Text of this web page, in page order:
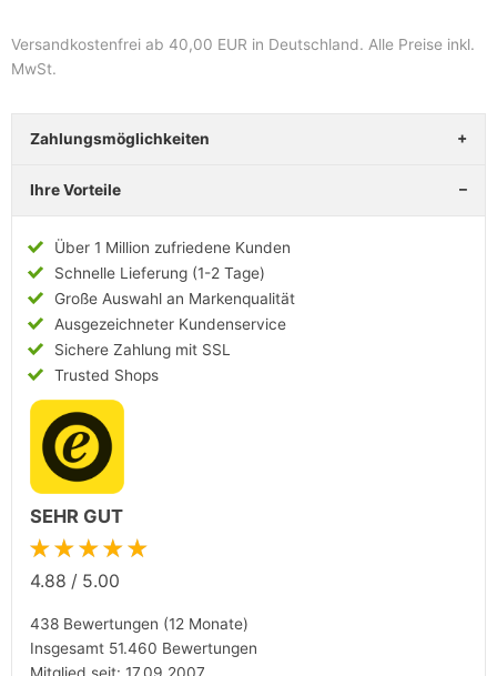
Versandkostenfrei ab 40,00 EUR in Deutschland. Alle Preise inkl.
MwSt.
Zahlungsmöglichkeiten
Ihre Vorteile
Über 1 Million zufriedene Kunden
Schnelle Lieferung (1-2 Tage)
Große Auswahl an Markenqualität
Ausgezeichneter Kundenservice
Sichere Zahlung mit SSL
Trusted Shops
SEHR GUT
★★★★★
4.88 / 5.00
438 Bewertungen (12 Monate)
Insgesamt 51.460 Bewertungen